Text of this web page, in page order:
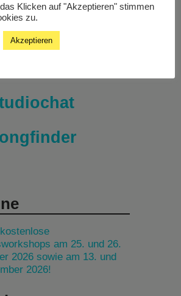
am 25. und 26.
2026 sowie am 13. und
2026!
Klicken auf "Akzeptieren" stimmen
zu.
Akzeptieren